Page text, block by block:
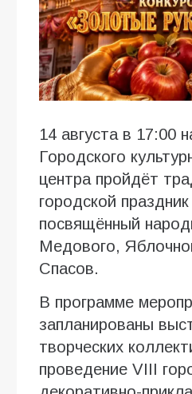
14 августа в 17:00
Городского
центра пройдёт
городской
посвящённый
Медового,
Спасов.
В программе
запланированы
творческих
проведение VIII